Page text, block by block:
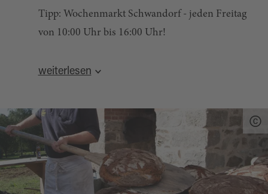
Tipp: Wochenmarkt Schwandorf - jeden Freitag
von 10:00 Uhr bis 16:00 Uhr!
Quelle:destination.one
weiterlesen